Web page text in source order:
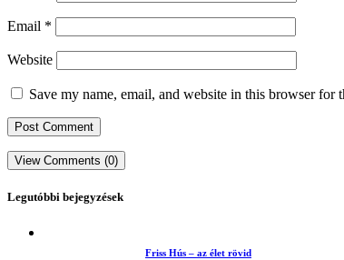
Email *
Website
Save my name, email, and website in this browser for
View Comments (0)
Legutóbbi bejegyzések
Friss Hús – az élet rövid